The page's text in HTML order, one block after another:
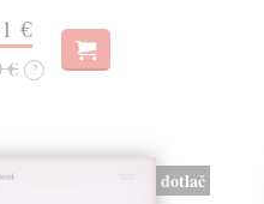
€
€ ?
dotlač